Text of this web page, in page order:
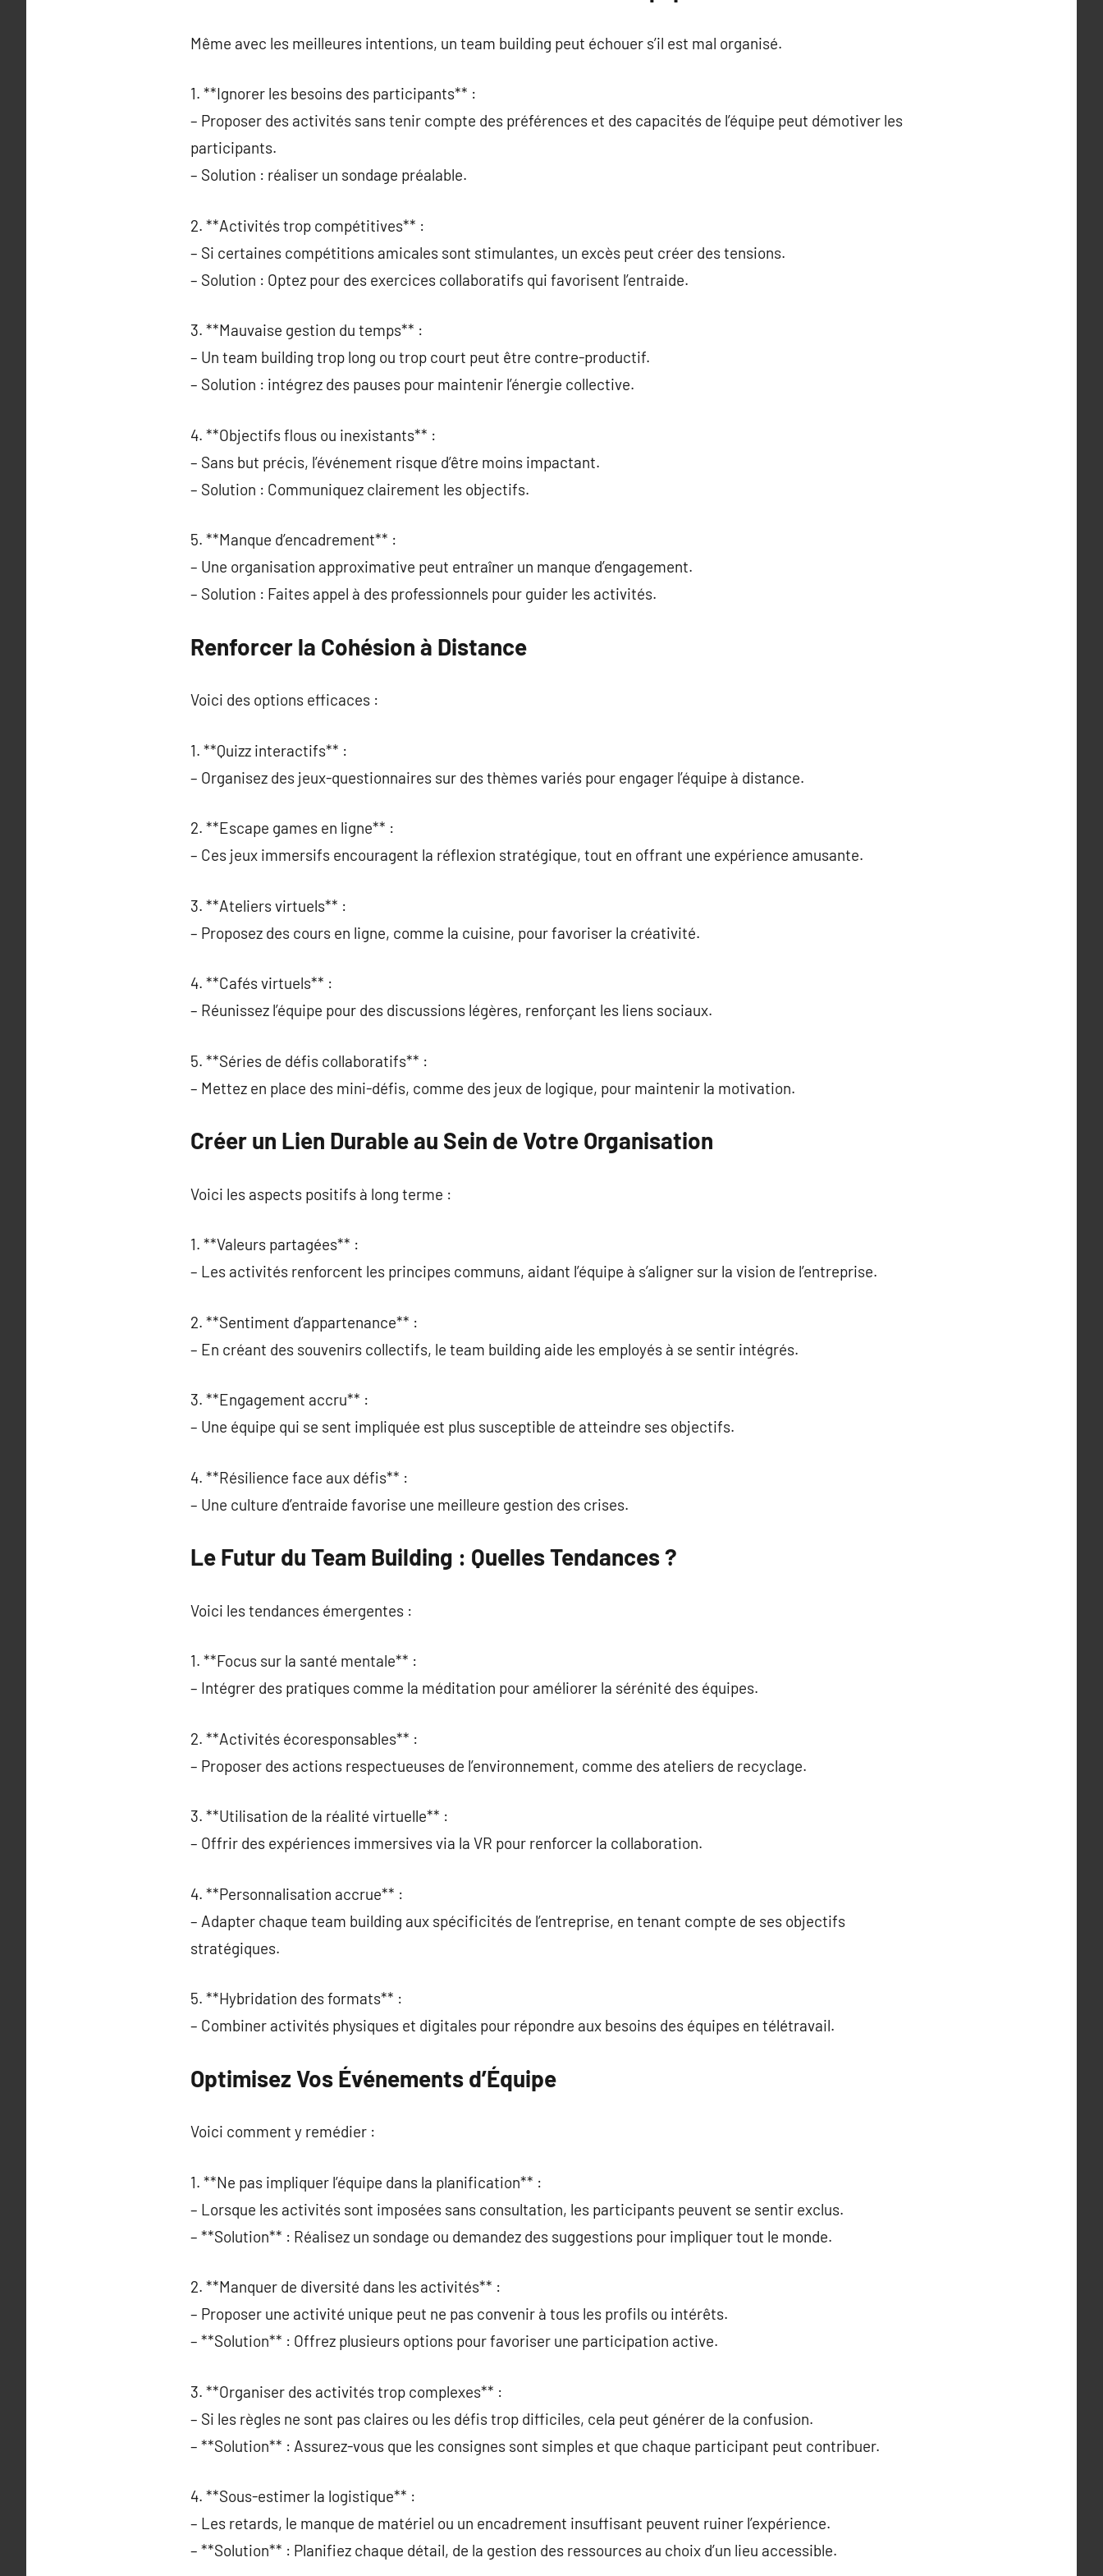
Même avec les meilleures intentions, un team building peut échouer s’il est mal organisé.
1. **Ignorer les besoins des participants** :
– Proposer des activités sans tenir compte des préférences et des capacités de l’équipe peut démotiver les
participants.
– Solution : réaliser un sondage préalable.
2. **Activités trop compétitives** :
– Si certaines compétitions amicales sont stimulantes, un excès peut créer des tensions.
– Solution : Optez pour des exercices collaboratifs qui favorisent l’entraide.
3. **Mauvaise gestion du temps** :
– Un team building trop long ou trop court peut être contre-productif.
– Solution : intégrez des pauses pour maintenir l’énergie collective.
4. **Objectifs flous ou inexistants** :
– Sans but précis, l’événement risque d’être moins impactant.
– Solution : Communiquez clairement les objectifs.
5. **Manque d’encadrement** :
– Une organisation approximative peut entraîner un manque d’engagement.
– Solution : Faites appel à des professionnels pour guider les activités.
Renforcer la Cohésion à Distance
Voici des options efficaces :
1. **Quizz interactifs** :
– Organisez des jeux-questionnaires sur des thèmes variés pour engager l’équipe à distance.
2. **Escape games en ligne** :
– Ces jeux immersifs encouragent la réflexion stratégique, tout en offrant une expérience amusante.
3. **Ateliers virtuels** :
– Proposez des cours en ligne, comme la cuisine, pour favoriser la créativité.
4. **Cafés virtuels** :
– Réunissez l’équipe pour des discussions légères, renforçant les liens sociaux.
5. **Séries de défis collaboratifs** :
– Mettez en place des mini-défis, comme des jeux de logique, pour maintenir la motivation.
Créer un Lien Durable au Sein de Votre Organisation
Voici les aspects positifs à long terme :
1. **Valeurs partagées** :
– Les activités renforcent les principes communs, aidant l’équipe à s’aligner sur la vision de l’entreprise.
2. **Sentiment d’appartenance** :
– En créant des souvenirs collectifs, le team building aide les employés à se sentir intégrés.
3. **Engagement accru** :
– Une équipe qui se sent impliquée est plus susceptible de atteindre ses objectifs.
4. **Résilience face aux défis** :
– Une culture d’entraide favorise une meilleure gestion des crises.
Le Futur du Team Building : Quelles Tendances ?
Voici les tendances émergentes :
1. **Focus sur la santé mentale** :
– Intégrer des pratiques comme la méditation pour améliorer la sérénité des équipes.
2. **Activités écoresponsables** :
– Proposer des actions respectueuses de l’environnement, comme des ateliers de recyclage.
3. **Utilisation de la réalité virtuelle** :
– Offrir des expériences immersives via la VR pour renforcer la collaboration.
4. **Personnalisation accrue** :
– Adapter chaque team building aux spécificités de l’entreprise, en tenant compte de ses objectifs
stratégiques.
5. **Hybridation des formats** :
– Combiner activités physiques et digitales pour répondre aux besoins des équipes en télétravail.
Optimisez Vos Événements d’Équipe
Voici comment y remédier :
1. **Ne pas impliquer l’équipe dans la planification** :
– Lorsque les activités sont imposées sans consultation, les participants peuvent se sentir exclus.
– **Solution** : Réalisez un sondage ou demandez des suggestions pour impliquer tout le monde.
2. **Manquer de diversité dans les activités** :
– Proposer une activité unique peut ne pas convenir à tous les profils ou intérêts.
– **Solution** : Offrez plusieurs options pour favoriser une participation active.
3. **Organiser des activités trop complexes** :
– Si les règles ne sont pas claires ou les défis trop difficiles, cela peut générer de la confusion.
– **Solution** : Assurez-vous que les consignes sont simples et que chaque participant peut contribuer.
4. **Sous-estimer la logistique** :
– Les retards, le manque de matériel ou un encadrement insuffisant peuvent ruiner l’expérience.
– **Solution** : Planifiez chaque détail, de la gestion des ressources au choix d’un lieu accessible.